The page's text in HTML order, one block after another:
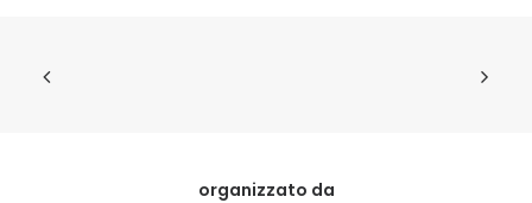
organizzato da